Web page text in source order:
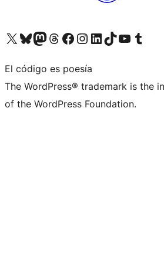
Visita nuestra cuenta de X (anteriormente Twitter)
Visita nuestra cuenta de Bluesky
Visita nuestra cuenta de Mastodon
Visita nuestra cuenta de Threads
Visita nuestra página de Facebook
Visita nuestra cuenta de Instagram
Visita nuestra cuenta de LinkedIn
Visita nuestra cuenta de TikTok
Visita nuestro canal de
Visita nuestra cuenta de
El código es poesía
The WordPress® trademark is the
of the WordPress Foundation.